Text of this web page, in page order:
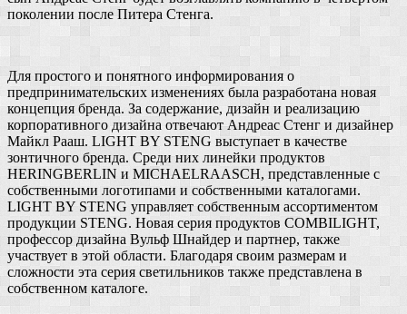
поколении после Питера Стенга.
Для простого и понятного информирования о
предпринимательских изменениях была разработана новая
концепция бренда. За содержание, дизайн и реализацию
корпоративного дизайна отвечают Андреас Стенг и дизайнер
Майкл Рааш. LIGHT BY STENG выступает в качестве
зонтичного бренда. Среди них линейки продуктов
HERINGBERLIN и MICHAELRAASCH, представленные с
собственными логотипами и собственными каталогами.
LIGHT BY STENG управляет собственным ассортиментом
продукции STENG. Новая серия продуктов COMBILIGHT,
профессор дизайна Вульф Шнайдер и партнер, также
участвует в этой области. Благодаря своим размерам и
сложности эта серия светильников также представлена в
собственном каталоге.